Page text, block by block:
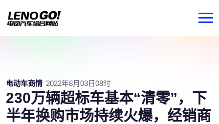
电动车商情 2022年8月03日08时
230万辆超标车基本“清零”，下
半年换购市场持续火爆，经销商